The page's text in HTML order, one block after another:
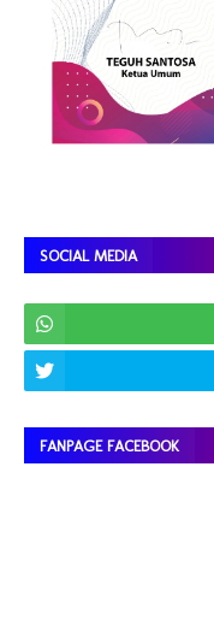
SOCIAL MEDIA
FANPAGE FACEBOOK